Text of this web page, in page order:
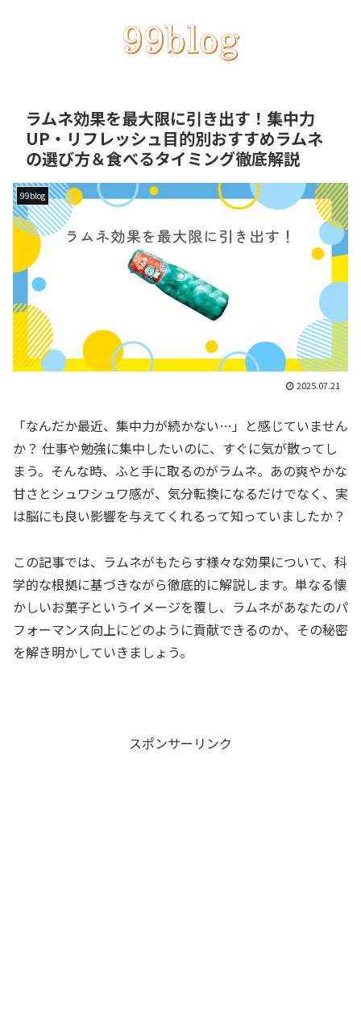
ラムネ効果を最大限に引き出す！集中力
UP・リフレッシュ目的別おすすめラムネ
の選び方＆食べるタイミング徹底解説
99blog
2025.07.21
「なんだか最近、集中力が続かない…」と感じていません
か？ 仕事や勉強に集中したいのに、すぐに気が散ってし
まう。そんな時、ふと手に取るのがラムネ。あの爽やかな
甘さとシュワシュワ感が、気分転換になるだけでなく、実
は脳にも良い影響を与えてくれるって知っていましたか？
この記事では、ラムネがもたらす様々な効果について、科
学的な根拠に基づきながら徹底的に解説します。単なる懐
かしいお菓子というイメージを覆し、ラムネがあなたのパ
フォーマンス向上にどのように貢献できるのか、その秘密
を解き明かしていきましょう。
スポンサーリンク